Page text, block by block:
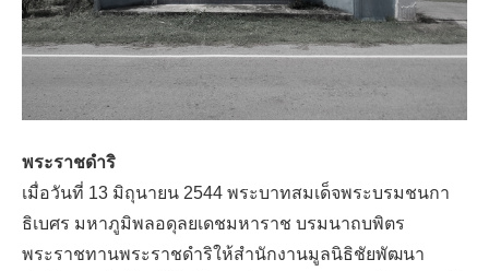
พระราชดำริ
เมื่อวันที่ 13 มิถุนายน 2544 พระบาทสมเด็จพระบรมชนกา
ธิเบศร มหาภูมิพลอดุลยเดชมหาราช บรมนาถบพิตร
พระราชทานพระราชดำริให้สำนักงานมูลนิธิชัยพัฒนา